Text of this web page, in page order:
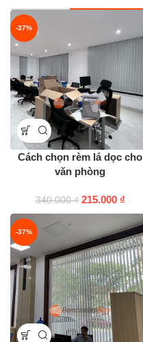
-37%
Cách chọn rèm lá dọc cho
văn phòng
340.000₫ 215.000 ₫
-37%